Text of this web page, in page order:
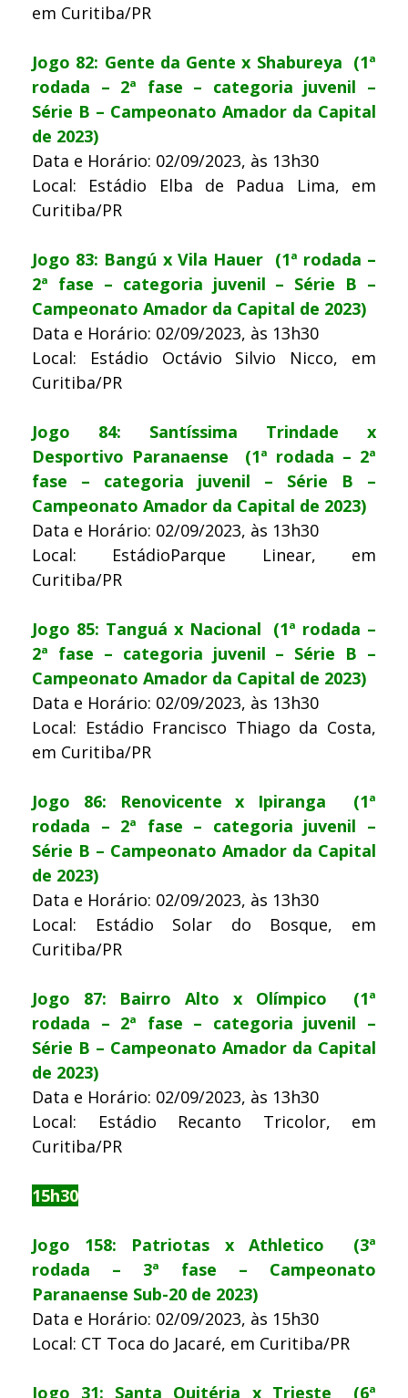
em Curitiba/PR
Jogo 82: Gente da Gente x Shabureya (1ª
rodada – 2ª fase – categoria juvenil –
Série B – Campeonato Amador da Capital
de 2023)
Data e Horário: 02/09/2023, às 13h30
Local: Estádio Elba de Padua Lima, em
Curitiba/PR
Jogo 83: Bangú x Vila Hauer (1ª rodada –
2ª fase – categoria juvenil – Série B –
Campeonato Amador da Capital de 2023)
Data e Horário: 02/09/2023, às 13h30
Local: Estádio Octávio Silvio Nicco, em
Curitiba/PR
Jogo 84: Santíssima Trindade x
Desportivo Paranaense (1ª rodada – 2ª
fase – categoria juvenil – Série B –
Campeonato Amador da Capital de 2023)
Data e Horário: 02/09/2023, às 13h30
Local: EstádioParque Linear, em
Curitiba/PR
Jogo 85: Tanguá x Nacional (1ª rodada –
2ª fase – categoria juvenil – Série B –
Campeonato Amador da Capital de 2023)
Data e Horário: 02/09/2023, às 13h30
Local: Estádio Francisco Thiago da Costa,
em Curitiba/PR
Jogo 86: Renovicente x Ipiranga (1ª
rodada – 2ª fase – categoria juvenil –
Série B – Campeonato Amador da Capital
de 2023)
Data e Horário: 02/09/2023, às 13h30
Local: Estádio Solar do Bosque, em
Curitiba/PR
Jogo 87: Bairro Alto x Olímpico (1ª
rodada – 2ª fase – categoria juvenil –
Série B – Campeonato Amador da Capital
de 2023)
Data e Horário: 02/09/2023, às 13h30
Local: Estádio Recanto Tricolor, em
Curitiba/PR
15h30
Jogo 158: Patriotas x Athletico (3ª
rodada – 3ª fase – Campeonato
Paranaense Sub-20 de 2023)
Data e Horário: 02/09/2023, às 15h30
Local: CT Toca do Jacaré, em Curitiba/PR
Jogo 31: Santa Quitéria x Trieste (6ª